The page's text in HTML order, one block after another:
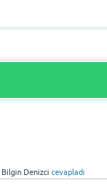
Bilgin Denizci cevapladı